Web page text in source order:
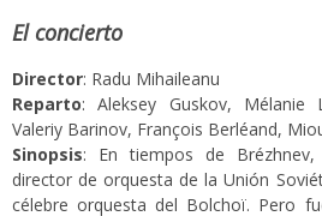
El concierto
Director: Radu Mihaileanu
Reparto: Aleksey Guskov, Mélanie
Valeriy Barinov, François Berléand,
Sinopsis: En tiempos de
director de orquesta de la Unión
célebre orquesta del Bolchoï. Pero